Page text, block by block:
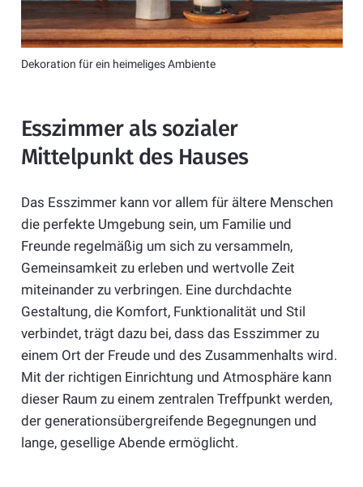
Dekoration für ein heimeliges Ambiente
Esszimmer als sozialer
Mittelpunkt des Hauses
Das Esszimmer kann vor allem für ältere Menschen
die perfekte Umgebung sein, um Familie und
Freunde regelmäßig um sich zu versammeln,
Gemeinsamkeit zu erleben und wertvolle Zeit
miteinander zu verbringen. Eine durchdachte
Gestaltung, die Komfort, Funktionalität und Stil
verbindet, trägt dazu bei, dass das Esszimmer zu
einem Ort der Freude und des Zusammenhalts wird.
Mit der richtigen Einrichtung und Atmosphäre kann
dieser Raum zu einem zentralen Treffpunkt werden,
der generationsübergreifende Begegnungen und
lange, gesellige Abende ermöglicht.